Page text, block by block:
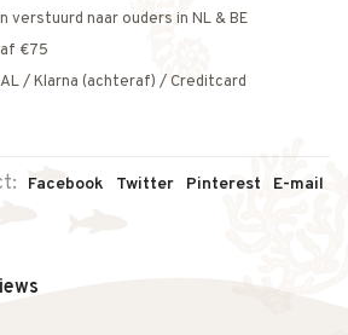
verstuurd naar ouders in NL & BE
€75
/ Klarna (achteraf) / Creditcard
Facebook Twitter Pinterest E-mail